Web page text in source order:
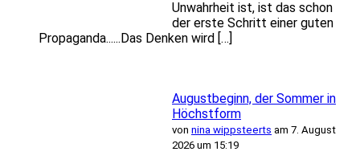
Unwahrheit ist, ist das schon
der erste Schritt einer guten
Propaganda......Das Denken wird […]
Augustbeginn, der Sommer in
Höchstform
von nina wippsteerts am 7. August
2026 um 15:19